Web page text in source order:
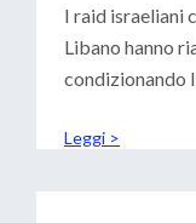
DI
I raid israeliani
Libano hanno
condizionando
Leggi >